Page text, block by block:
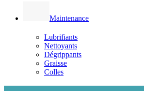
Maintenance
Lubrifiants
Nettoyants
Dégrippants
Graisse
Colles